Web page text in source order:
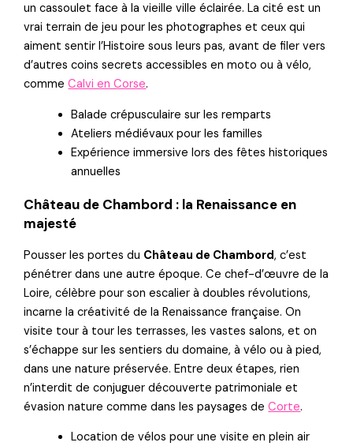
un cassoulet face à la vieille ville éclairée. La cité est un
vrai terrain de jeu pour les photographes et ceux qui
aiment sentir l’Histoire sous leurs pas, avant de filer vers
d’autres coins secrets accessibles en moto ou à vélo,
commeCalvi en Corse.
Balade crépusculaire sur les remparts
Ateliers médiévaux pour les familles
Expérience immersive lors des fêtes historiques
annuelles
Château de Chambord : la Renaissance en
majesté
Pousser les portes du Château de Chambord, c’est
pénétrer dans une autre époque. Ce chef-d’œuvre de la
Loire, célèbre pour son escalier à doubles révolutions,
incarne la créativité de la Renaissance française. On
visite tour à tour les terrasses, les vastes salons, et on
s’échappe sur les sentiers du domaine, à vélo ou à pied,
dans une nature préservée. Entre deux étapes, rien
n’interdit de conjuguer découverte patrimoniale et
évasion nature comme dans les paysages deCorte.
Location de vélos pour une visite en plein air